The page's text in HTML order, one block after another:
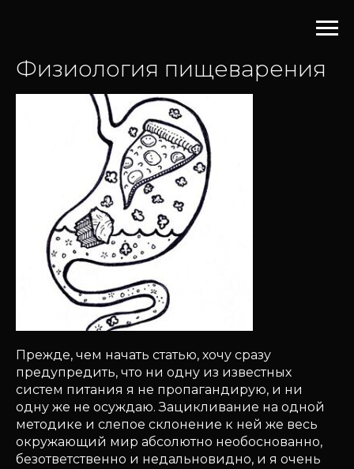
Физиология пищеварения
Прежде, чем начать статью, хочу сразу
предупредить, что ни одну из известных
систем питания я не пропагандирую, и ни
одну же не осуждаю. Зацикливание на одной
методике и слепое склонение к ней же весь
окружающий мир абсолютно необоснованно,
безответственно и недальновидно, и я очень